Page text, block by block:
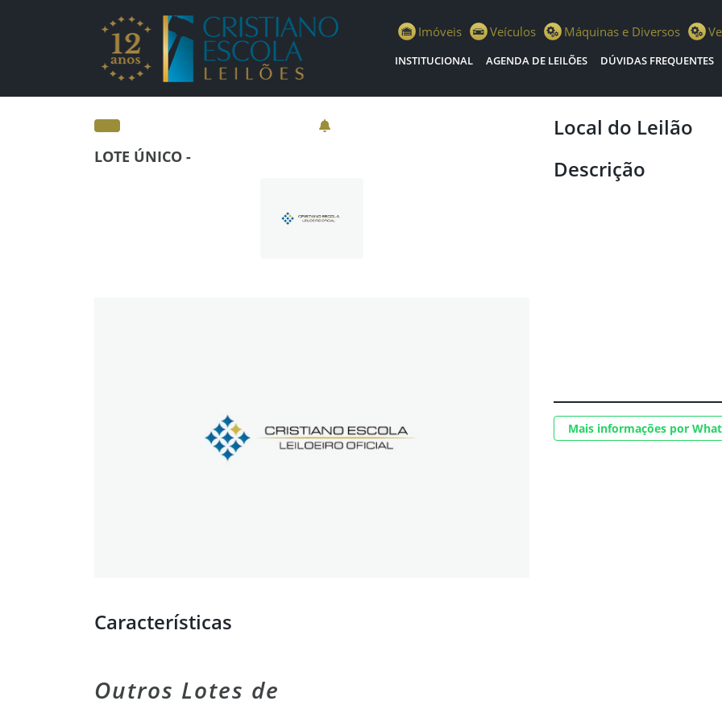
Imóveis Veículos Máquinas e Diversos
INSTITUCIONAL AGENDA DE LEILÕES DÚVIDAS FREQUENTES
LOTE ÚNICO -
Características
Local do Leilão
Descrição
Mais informações por
Outros Lotes de